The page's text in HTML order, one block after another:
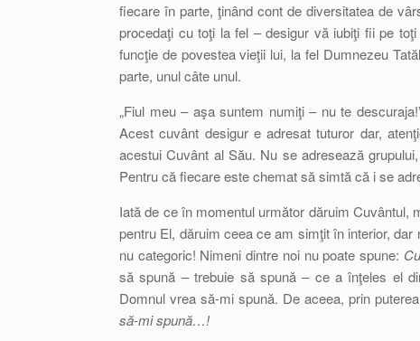
fiecare în parte, ţinând cont de diversitatea de
procedaţi cu toţi la fel – desigur vă iubiţi fii pe
funcţie de povestea vieţii lui, la fel Dumnezeu
parte, unul câte unul.
„Fiul meu – aşa suntem numiţi – nu te
Acest cuvânt desigur e adresat tuturor dar,
acestui Cuvânt al Său. Nu se adresează
Pentru că fiecare este chemat să simtă că i se
Iată de ce în momentul următor dăruim
pentru El, dăruim ceea ce am simţit în interior,
nu categoric! Nimeni dintre noi nu poate spune:
să spună – trebuie să spună – ce a înţeles el
Domnul vrea să-mi spună. De aceea, prin
să-mi spună…!